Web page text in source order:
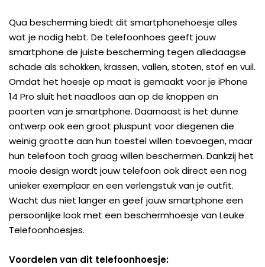
Qua bescherming biedt dit smartphonehoesje alles
wat je nodig hebt. De telefoonhoes geeft jouw
smartphone de juiste bescherming tegen alledaagse
schade als schokken, krassen, vallen, stoten, stof en vuil.
Omdat het hoesje op maat is gemaakt voor je iPhone
14 Pro sluit het naadloos aan op de knoppen en
poorten van je smartphone. Daarnaast is het dunne
ontwerp ook een groot pluspunt voor diegenen die
weinig grootte aan hun toestel willen toevoegen, maar
hun telefoon toch graag willen beschermen. Dankzij het
mooie design wordt jouw telefoon ook direct een nog
unieker exemplaar en een verlengstuk van je outfit.
Wacht dus niet langer en geef jouw smartphone een
persoonlijke look met een beschermhoesje van Leuke
Telefoonhoesjes.
Voordelen van dit telefoonhoesje: